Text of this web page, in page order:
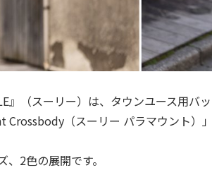
（スーリー）は、タウンユース用バ
（スーリー パラマウント）
2⾊の展開です。